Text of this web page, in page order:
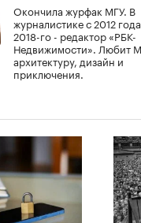
Окончила журфак МГУ. В
журналистике с 2012
2018-го - редактор «РБК-
Недвижимости». Любит
архитектуру, дизайн и
приключения.